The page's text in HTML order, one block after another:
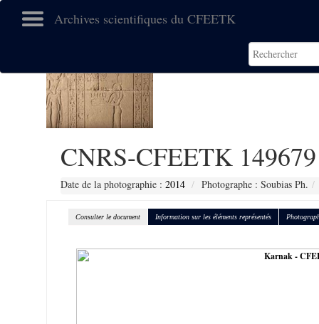
Archives scientifiques du CFEETK
CNRS-CFEETK 149679
Date de la photographie : 2014 Photographe : Soubias Ph.
Consulter le document Information sur les éléments représentés